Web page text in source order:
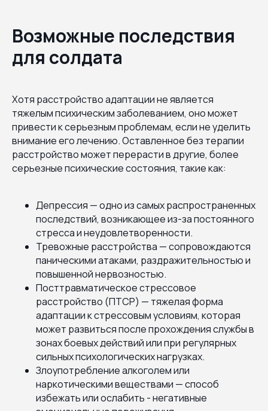
Возможные последствия
для солдата
Хотя расстройство адаптации не является
тяжелым психическим заболеванием, оно может
привести к серьезным проблемам, если не уделить
внимание его лечению. Оставленное без терапии
расстройство может перерасти в другие, более
серьезные психические состояния, такие как:
Депрессия — одно из самых распространенных
последствий, возникающее из-за постоянного
стресса и неудовлетворенности.
Тревожные расстройства — сопровождаются
паническими атаками, раздражительностью и
повышенной нервозностью.
Посттравматическое стрессовое
расстройство (ПТСР) — тяжелая форма
адаптации к стрессовым условиям, которая
может развиться после прохождения службы в
зонах боевых действий или при регулярных
сильных психологических нагрузках.
Злоупотребление алкоголем или
наркотическими веществами — способ
избежать или ослабить - негативные